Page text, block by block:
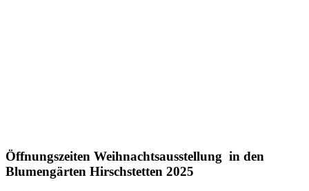
Öffnungszeiten Weihnachtsausstellung in den
Blumengärten Hirschstetten 2025